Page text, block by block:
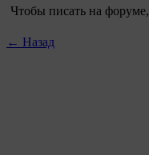
Чтобы писать на форуме,
← Назад